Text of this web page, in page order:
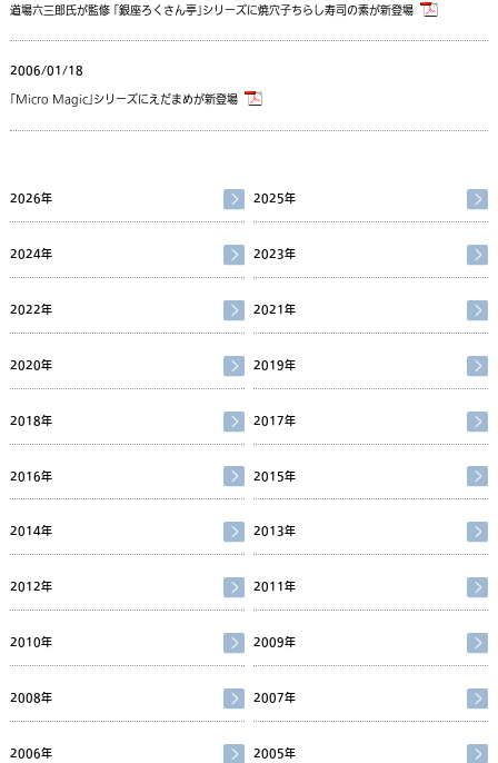
道場六三郎氏が監修 ｢銀座ろくさん亭｣シリーズに焼穴子ちらし寿司の素が新登場
2006/01/18
｢Micro Magic｣シリーズにえだまめが新登場
2026年 2025年
2024年 2023年
2022年 2021年
2020年 2019年
2018年 2017年
2016年 2015年
2014年 2013年
2012年 2011年
2010年 2009年
2008年 2007年
2006年 2005年